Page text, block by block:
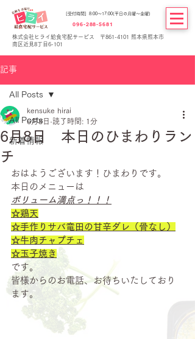
[受付時間] 8:00～17:00(平日の月曜～金曜)
096-288-5681
株式会社ヒライ給食宅配サービス 〒861-4101 熊本県熊本市
南区近見8丁目6-101
記事
All Posts
新着情報
All Posts
6月8日 本日のひまわりラン
チ
kensuke hirai
6月8日 読了時間: 1分
おはようございます！ひまわりです。
本日のメニューは
ボリューム満点っ！！！
☆鶏天
☆手作りサバ竜田の甘辛ダレ（骨なし）
☆牛肉チャプチェ
☆玉子焼き
です。
皆様からのお電話、お待ちいたしており
ます。